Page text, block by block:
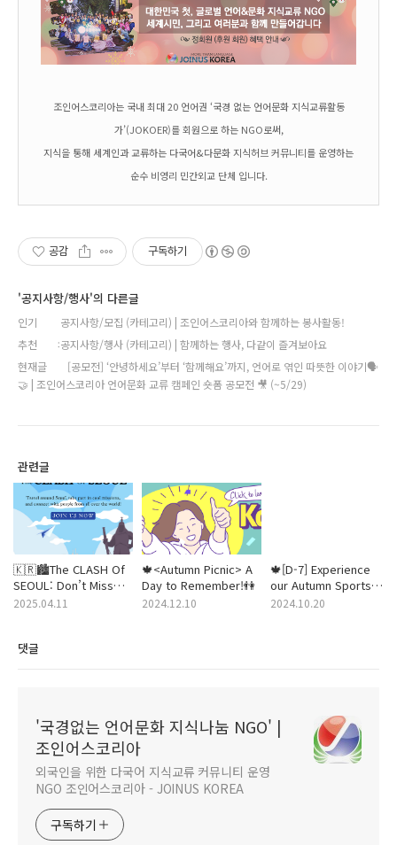
조인어스코리아는 국내 최대 20 언어권 ‘국경 없는 언어문화 지식교류활동
가’(JOKOER)를 회원으로 하는 NGO로써,
지식을 통해 세계인과 교류하는 다국어&다문화 지식허브 커뮤니티를 운영하는
순수 비영리 민간외교 단체 입니다.
공감 구독하기
'공지사항/행사'의 다른글
인기
공지사항/모집 (카테고리) | 조인어스코리아와 함께하는 봉사활동!
추천
공지사항/행사 (카테고리) | 함께하는 행사, 다같이 즐겨보아요
현재글
[공모전] ‘안녕하세요’부터 ‘함께해요’까지, 언어로 엮인 따뜻한 이야기🗣️
🤝 | 조인어스코리아 언어문화 교류 캠페인 숏폼 공모전 🎥 (~5/29)
관련글
🇰🇷🏙️The CLASH Of
SEOUL: Don’t Miss
the Battle for Seoul!
2025.04.11
🍁<Autumn Picnic> A
Day to Remember!👫
2024.12.10
🍁[D-7] Experience
our Autumn Sports
Day (체육대회)! (10.27
2024.10.20
댓글
'국경없는 언어문화 지식나눔 NGO' |
조인어스코리아
외국인을 위한 다국어 지식교류 커뮤니티 운영
NGO 조인어스코리아 - JOINUS KOREA
구독하기